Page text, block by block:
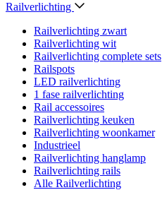
Railverlichting
Railverlichting zwart
Railverlichting wit
Railverlichting complete sets
Railspots
LED railverlichting
1 fase railverlichting
Rail accessoires
Railverlichting keuken
Railverlichting woonkamer
Industrieel
Railverlichting hanglamp
Railverlichting rails
Alle Railverlichting